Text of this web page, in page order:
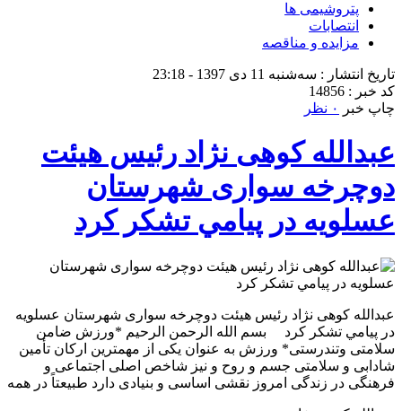
پتروشيمى ها
انتصابات
مزایده و مناقصه
تاریخ انتشار : سه‌شنبه 11 دی 1397 - 23:18
کد خبر : 14856
چاپ خبر
۰ نظر
عبدالله کوهی نژاد رئيس هيئت
دوچرخه سواری شهرستان
عسلویه در پيامي تشكر كرد
عبدالله کوهی نژاد رئيس هيئت دوچرخه سواری شهرستان عسلویه
در پيامي تشكر كرد بسم الله الرحمن الرحیم *ورزش ضامن
سلامتی وتندرستی* ورزش به عنوان یکی از مهمترین ارکان تأمین
شادابی و سلامتی جسم و روح و نیز شاخص اصلی اجتماعی و
فرهنگی در زندگی امروز نقشی اساسی و بنیادی دارد طبیعتاً در همه